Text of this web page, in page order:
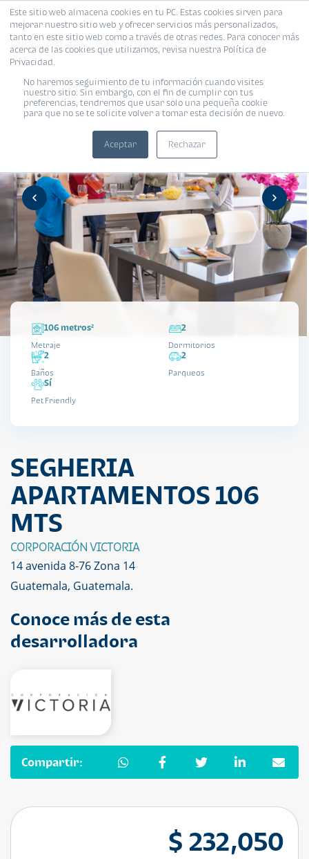
Este sitio web almacena cookies en tu PC. Estas cookies sirven para
mejorar nuestro sitio web y ofrecer servicios más personalizados,
tanto en este sitio web como a través de otras redes. Para conocer más
acerca de las cookies que utilizamos, revisa nuestra Política de
Privacidad.
No haremos seguimiento de tu información cuando visites
nuestro sitio. Sin embargo, con el fin de cumplir con tus
preferencias, tendremos que usar solo una pequeña cookie
para que no se te solicite volver a tomar esta decisión de nuevo.
Aceptar Rechazar
106 metros²
Metraje
2
Dormitorios
2
Baños
2
Parqueos
Sí
Pet Friendly
SEGHERIA
APARTAMENTOS 106
MTS
CORPORACIÓN VICTORIA
14 avenida 8-76 Zona 14
Guatemala, Guatemala.
Conoce más de esta
desarrolladora
Compartir:
$ 232,050